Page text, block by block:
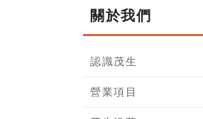
關於我們
認識茂生
營業項目